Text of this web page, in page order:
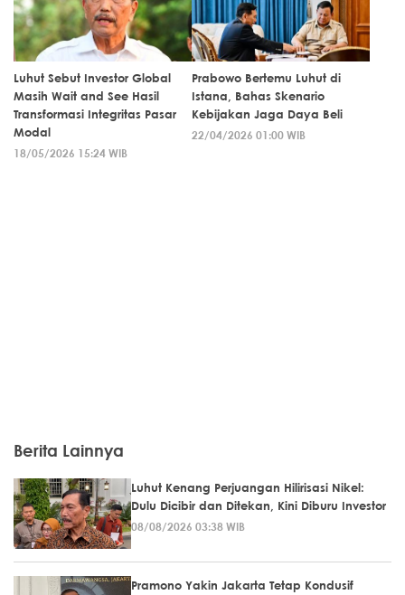
Luhut Sebut Investor Global
Masih Wait and See Hasil
Transformasi Integritas Pasar
Modal
18/05/2026 15:24 WIB
Prabowo Bertemu Luhut di
Istana, Bahas Skenario
Kebijakan Jaga Daya Beli
22/04/2026 01:00 WIB
Berita Lainnya
Luhut Kenang Perjuangan Hilirisasi Nikel:
Dulu Dicibir dan Ditekan, Kini Diburu Investor
08/08/2026 03:38 WIB
Pramono Yakin Jakarta Tetap Kondusif